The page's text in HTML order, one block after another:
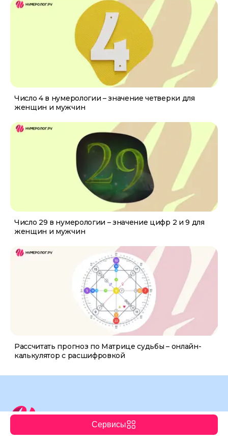
Сервисы
Число 4 в нумерологии – значение четверки для
женщин и мужчин
Число 29 в нумерологии – значение цифр 2 и 9 для
женщин и мужчин
Рассчитать прогноз по Матрице судьбы – онлайн-
калькулятор с расшифровкой